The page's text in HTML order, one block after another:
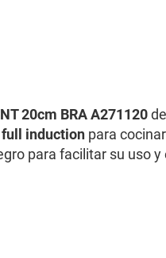
20cm BRA A271120de
induction para
para facilitar su uso